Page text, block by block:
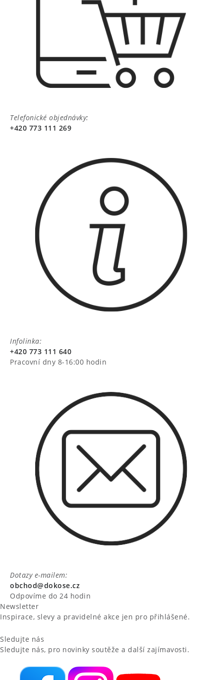
Telefonické objednávky:
+420 773 111 269
Infolinka:
+420 773 111 640
Pracovní dny 8-16:00 hodin
Dotazy e-mailem:
obchod@dokose.cz
Odpovíme do 24 hodin
Newsletter
Inspirace, slevy a pravidelné akce jen pro přihlášené.
Sledujte nás
Sledujte nás, pro novinky soutěže a další zajímavosti.